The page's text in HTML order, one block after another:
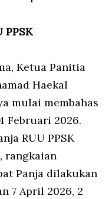
PPSK
Ketua Panitia
Haekal
mulai membahas
Februari 2026.
RUU PPSK
rangkaian
Panja dilakukan
7 April 2026, 2